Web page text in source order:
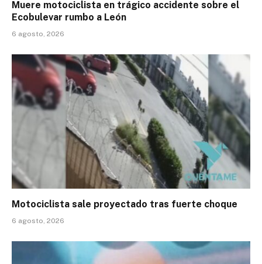
Muere motociclista en trágico accidente sobre el
Ecobulevar rumbo a León
6 agosto, 2026
Motociclista sale proyectado tras fuerte choque
6 agosto, 2026